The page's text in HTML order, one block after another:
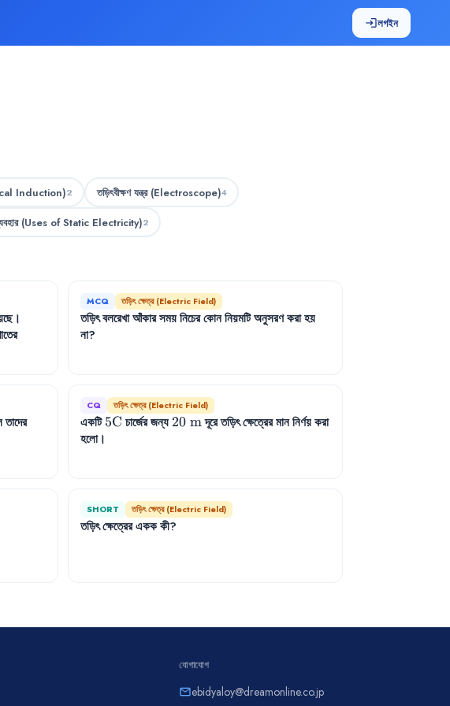
loginলগইন
Induction)2 তড়িৎবীক্ষণ যন্ত্র (Electroscope)4
ব্যবহার (Uses of Static Electricity)2
।
MCQ তড়িৎ ক্ষেত্র (Electric Field)
তড়িৎ বলরেখা আঁকার সময় নিচের কোন নিয়মটি অনুসরণ করা হয়
না?
তাদের
CQ তড়িৎ ক্ষেত্র (Electric Field)
একটি5\text{C}
5C চার্জের জন্য 20\text{
20mদূরে তড়িৎ ক্ষেত্রের মান নির্ণয় করা
হলো।
SHORT তড়িৎ ক্ষেত্র (Electric Field)
তড়িৎ ক্ষেত্রের একক কী?
যোগাযোগ
emailebidyaloy@dreamonline.co.jp